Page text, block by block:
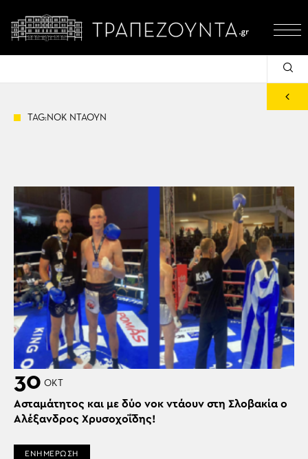
TAG:ΝΟΚ ΝΤΑΟΥΝ
30 ΟΚΤ
Ασταμάτητος και με δύο νοκ ντάουν στη Σλοβακία ο
Αλέξανδρος Χρυσοχοΐδης!
ΕΝΗΜΕΡΩΣΗ